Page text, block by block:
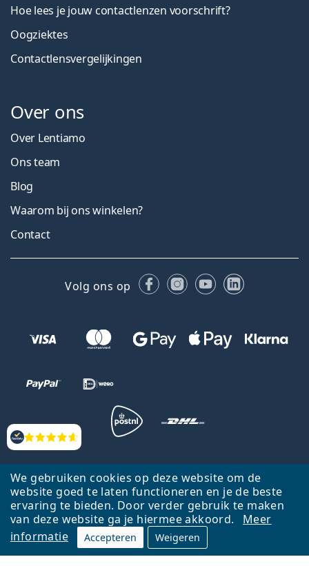
We gebruiken cookies op deze website om de
website goed te laten functioneren en je de beste
ervaring te bieden. Door verder gebruik te maken
van deze website ga je hiermee akkoord.
Meer
informatie
Accepteren Weigeren
Beoordelingen
Hoe lees je jouw contactlenzen voorschrift?
Oogziektes
Contactlensvergelijkingen
Over ons
Over Lentiamo
Ons team
Blog
Waarom bij ons winkelen?
Contact
Volg ons op FacebookInstagram
YouTubeLinkedIn
Lentiamo.nl is eigendom van en wordt beheerd door Lentiamo s.r.o.,
Tsjechië
Hier al 18 jaar voor jou.